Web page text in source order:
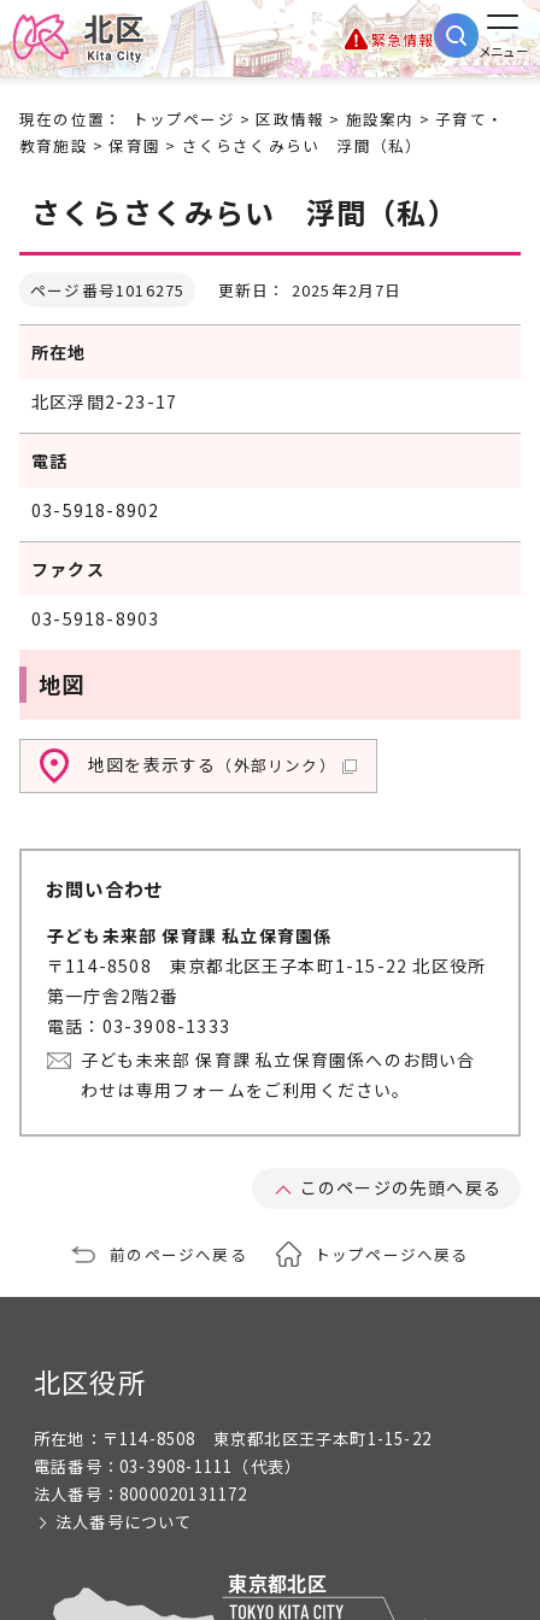
緊急情報
メニュー
現在の位置： トップページ >区政情報 > 施設案内 >子育て・
教育施設 >保育園 > さくらさくみらい 浮間（私）
さくらさくみらい 浮間（私）
ページ番号1016275 更新日： 2025年2月7日
所在地
北区浮間2-23-17
電話
03-5918-8902
ファクス
03-5918-8903
地図
地図を表示する （外部リンク）
お問い合わせ
子ども未来部 保育課 私立保育園係
〒114-8508 東京都北区王子本町1-15-22 北区役所
第一庁舎2階2番
電話：03-3908-1333
子ども未来部 保育課 私立保育園係へのお問い合
わせは専用フォームをご利用ください。
このページの先頭へ戻る
前のページへ戻る トップページへ戻る
北区役所
所在地： 〒114-8508 東京都北区王子本町1-15-22
電話番号： 03-3908-1111 （代表）
法人番号： 8000020131172
法人番号について